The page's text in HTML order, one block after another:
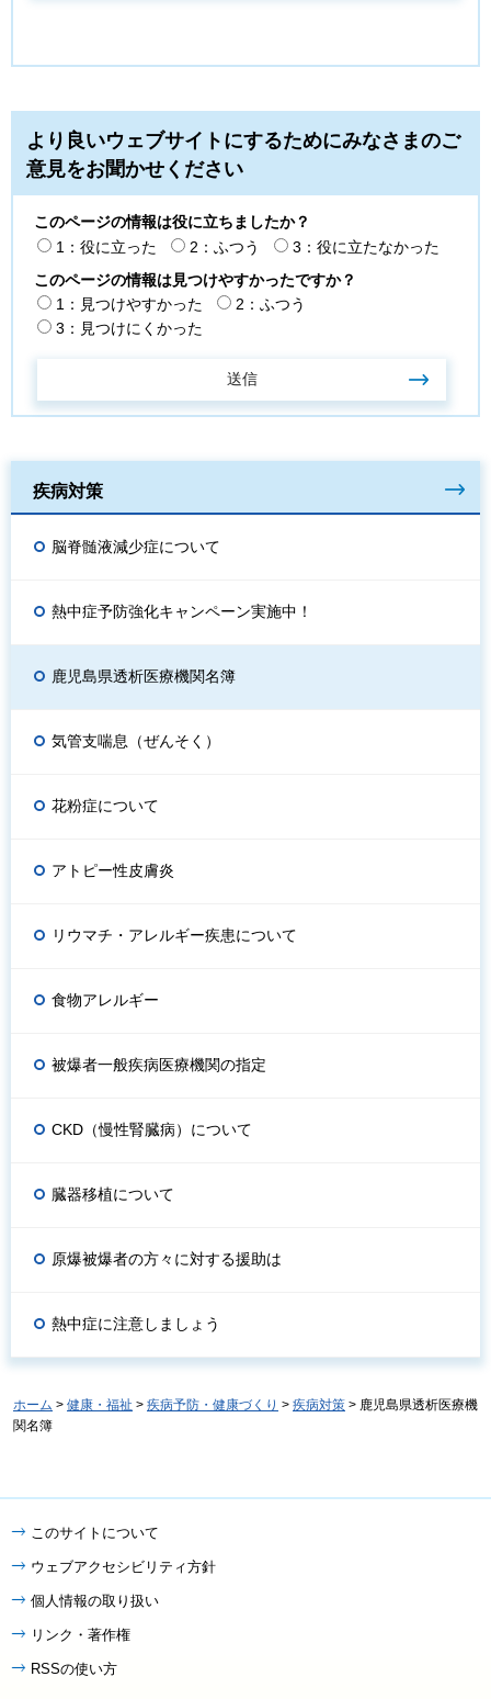
より良いウェブサイトにするためにみなさまのご
意見をお聞かせください
このページの情報は役に立ちましたか？
1：役に立った
2：ふつう
3：役に立たなかった
このページの情報は見つけやすかったですか？
1：見つけやすかった
2：ふつう
3：見つけにくかった
疾病対策
脳脊髄液減少症について
熱中症予防強化キャンペーン実施中！
鹿児島県透析医療機関名簿
気管支喘息（ぜんそく）
花粉症について
アトピー性皮膚炎
リウマチ・アレルギー疾患について
食物アレルギー
被爆者一般疾病医療機関の指定
CKD（慢性腎臓病）について
臓器移植について
原爆被爆者の方々に対する援助は
熱中症に注意しましょう
ホーム > 健康・福祉 > 疾病予防・健康づくり > 疾病対策 > 鹿児島県透析医療機
関名簿
このサイトについて
ウェブアクセシビリティ方針
個人情報の取り扱い
リンク・著作権
RSSの使い方